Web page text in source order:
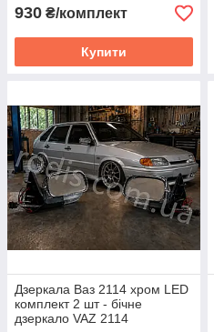
930 ₴/комплект
Купити
Дзеркала Ваз 2114 хром LED
комплект 2 шт - бічне
дзеркало VAZ 2114